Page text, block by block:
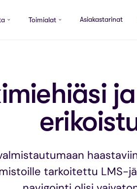
Toimialat Asiakastarinat
tarkoitettu LMS-